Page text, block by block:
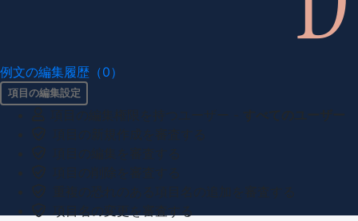
例文の編集履歴（0）
項目の編集設定